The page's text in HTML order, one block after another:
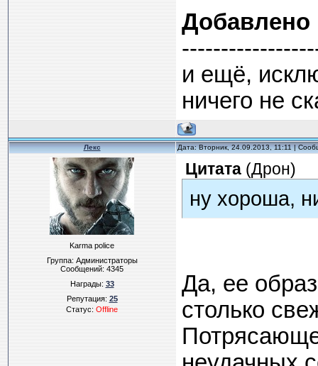
Добавлено
и ещё,
ничего не
Лекс Дата: Вторник, 24.09.2013, 11:11 |
Karma police
Группа: Администраторы
Сообщений:4345
Награды:33
Репутация:25
Статус:Offline
Цитата(Дрон)
ну хороша,
Да, ее
столько